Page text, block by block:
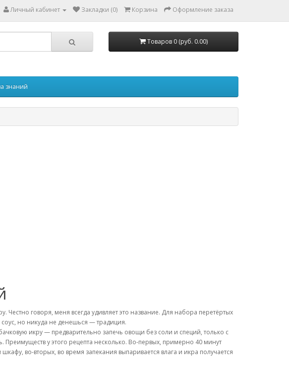
Личный кабинет Закладки (0) Корзина Оформление заказа
Товаров 0 (руб. 0.00)
знаний
Честно говоря, меня всегда удивляет это название. Для набора перетёртых
но никуда не денешься — традиция.
икру — предварительно запечь овощи без соли и специй, только с
у этого рецепта несколько. Во-первых, примерно 40 минут
во-вторых, во время запекания выпаривается влага и икра получается